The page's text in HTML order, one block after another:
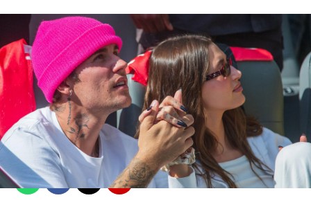
Juan Ceñal
Publicado: 02 de marzo de 2023, 17:03
WhatsappFacebook
X Flipboard